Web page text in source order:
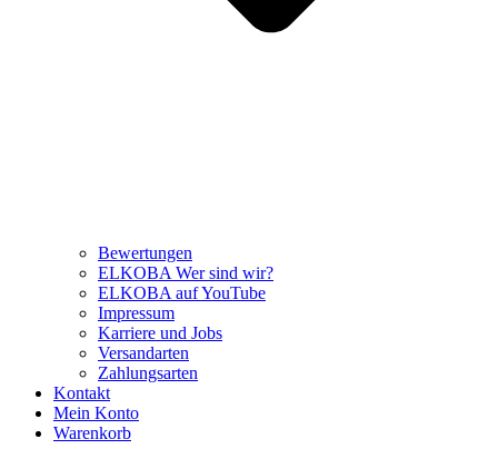
Bewertungen
ELKOBA Wer sind wir?
ELKOBA auf YouTube
Impressum
Karriere und Jobs
Versandarten
Zahlungsarten
Kontakt
Mein Konto
Warenkorb